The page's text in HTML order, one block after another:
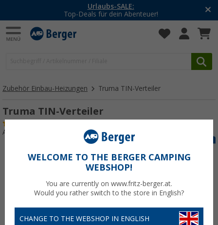
Urlaubs-SALE:
Top-Deals für dein Abenteuer!
Zubehör Einbau-Heizungen Truma TIN-Verteiler
Truma TIN-Verteiler
Art.-Nr.: 255970
WELCOME TO THE BERGER CAMPING
WEBSHOP!
You are currently on www.fritz-berger.at.
Would you rather switch to the store in English?
CHANGE TO THE WEBSHOP IN ENGLISH